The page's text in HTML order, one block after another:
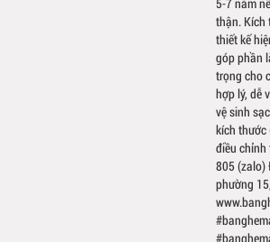
5-7 năm
thận. Kích
thiết kế
góp phần
trọng cho
hợp lý, dễ
vệ sinh
kích thước
điều chỉnh
805 (zalo)
phường